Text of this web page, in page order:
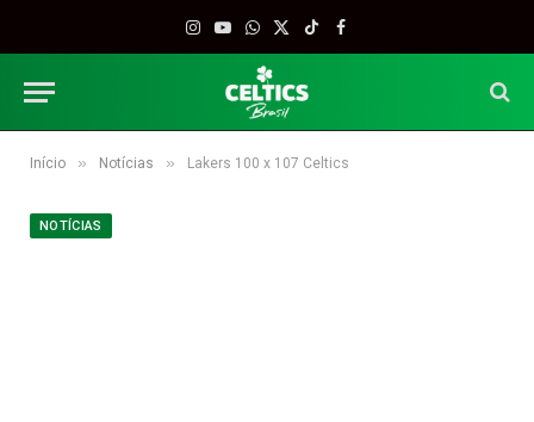
Instagram
YouTube
WhatsApp
X
TikTokFacebook
Início » Notícias » Lakers 100 x 107 Celtics
NOTÍCIAS